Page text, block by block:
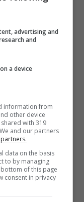
di 21 anni
morto un
residente a
di ieri,giovedì
Brescia dove
in
advertising and
and
a device
information from
other device
with 319
and our partners
data on the basis
to by managing
of this page
consent in privacy